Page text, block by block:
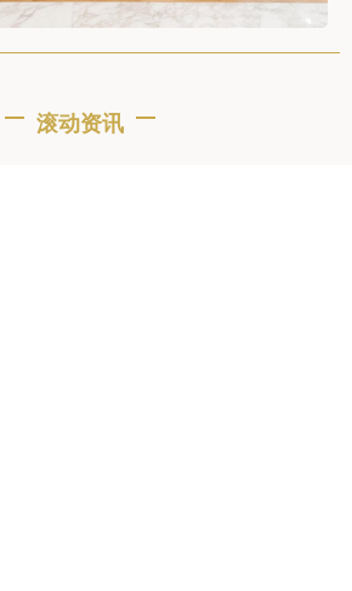
滚动资讯